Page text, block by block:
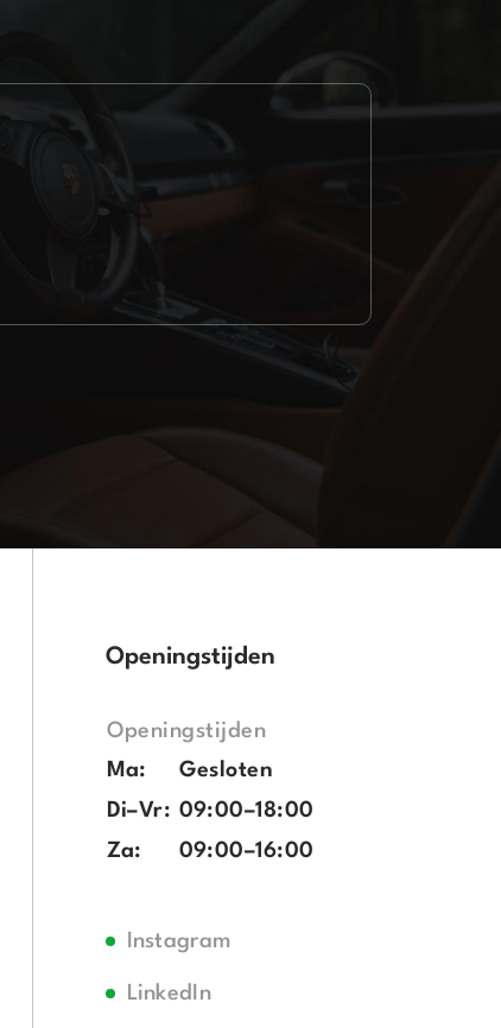
Openingstijden
Openingstijden
Ma:
Gesloten
Di–Vr: 09:00–18:00
Za:
09:00–16:00
Instagram
LinkedIn